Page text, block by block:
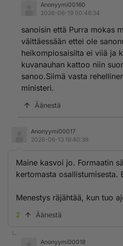
Anonyymi00160
2026-06-19 00:46:34
sanoisin että Purra mokas
väittäessään ettei ole
heikompiosaisilta ei viiä ja
kuvanauhan kattoo niin
sanoo.Siimä vasta
ministeri.
Äänestä
Anonyymi00017
2026-06-13 19:40:39
Maine kasvoi jo. Formaatin
kertomasta osallistumisesta.
Menestys räjähtää, kun tuo
2 Äänestä
Anonyymi00018